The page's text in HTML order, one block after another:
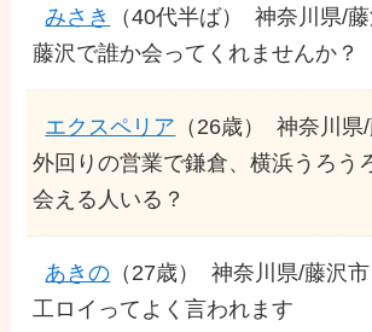
みさき （40代半ば）
神奈川県/
藤沢で誰か会ってくれませんか？
エクスペリア （26歳）
神奈川県
外回りの営業で鎌倉、横浜うろう
会える人いる？
あきの （27歳）
神奈川県/藤沢市
工ロイってよく言われます